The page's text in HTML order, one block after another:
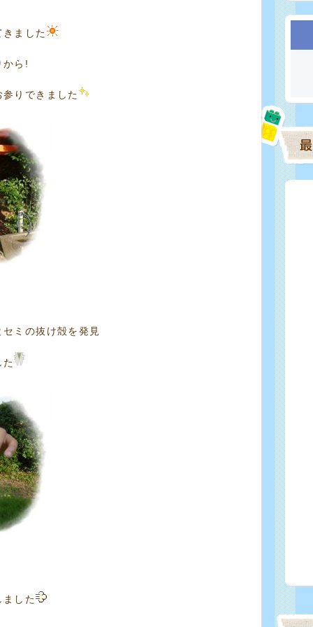
ました
から!
りできました
ミの抜け殻を発見
た
ました